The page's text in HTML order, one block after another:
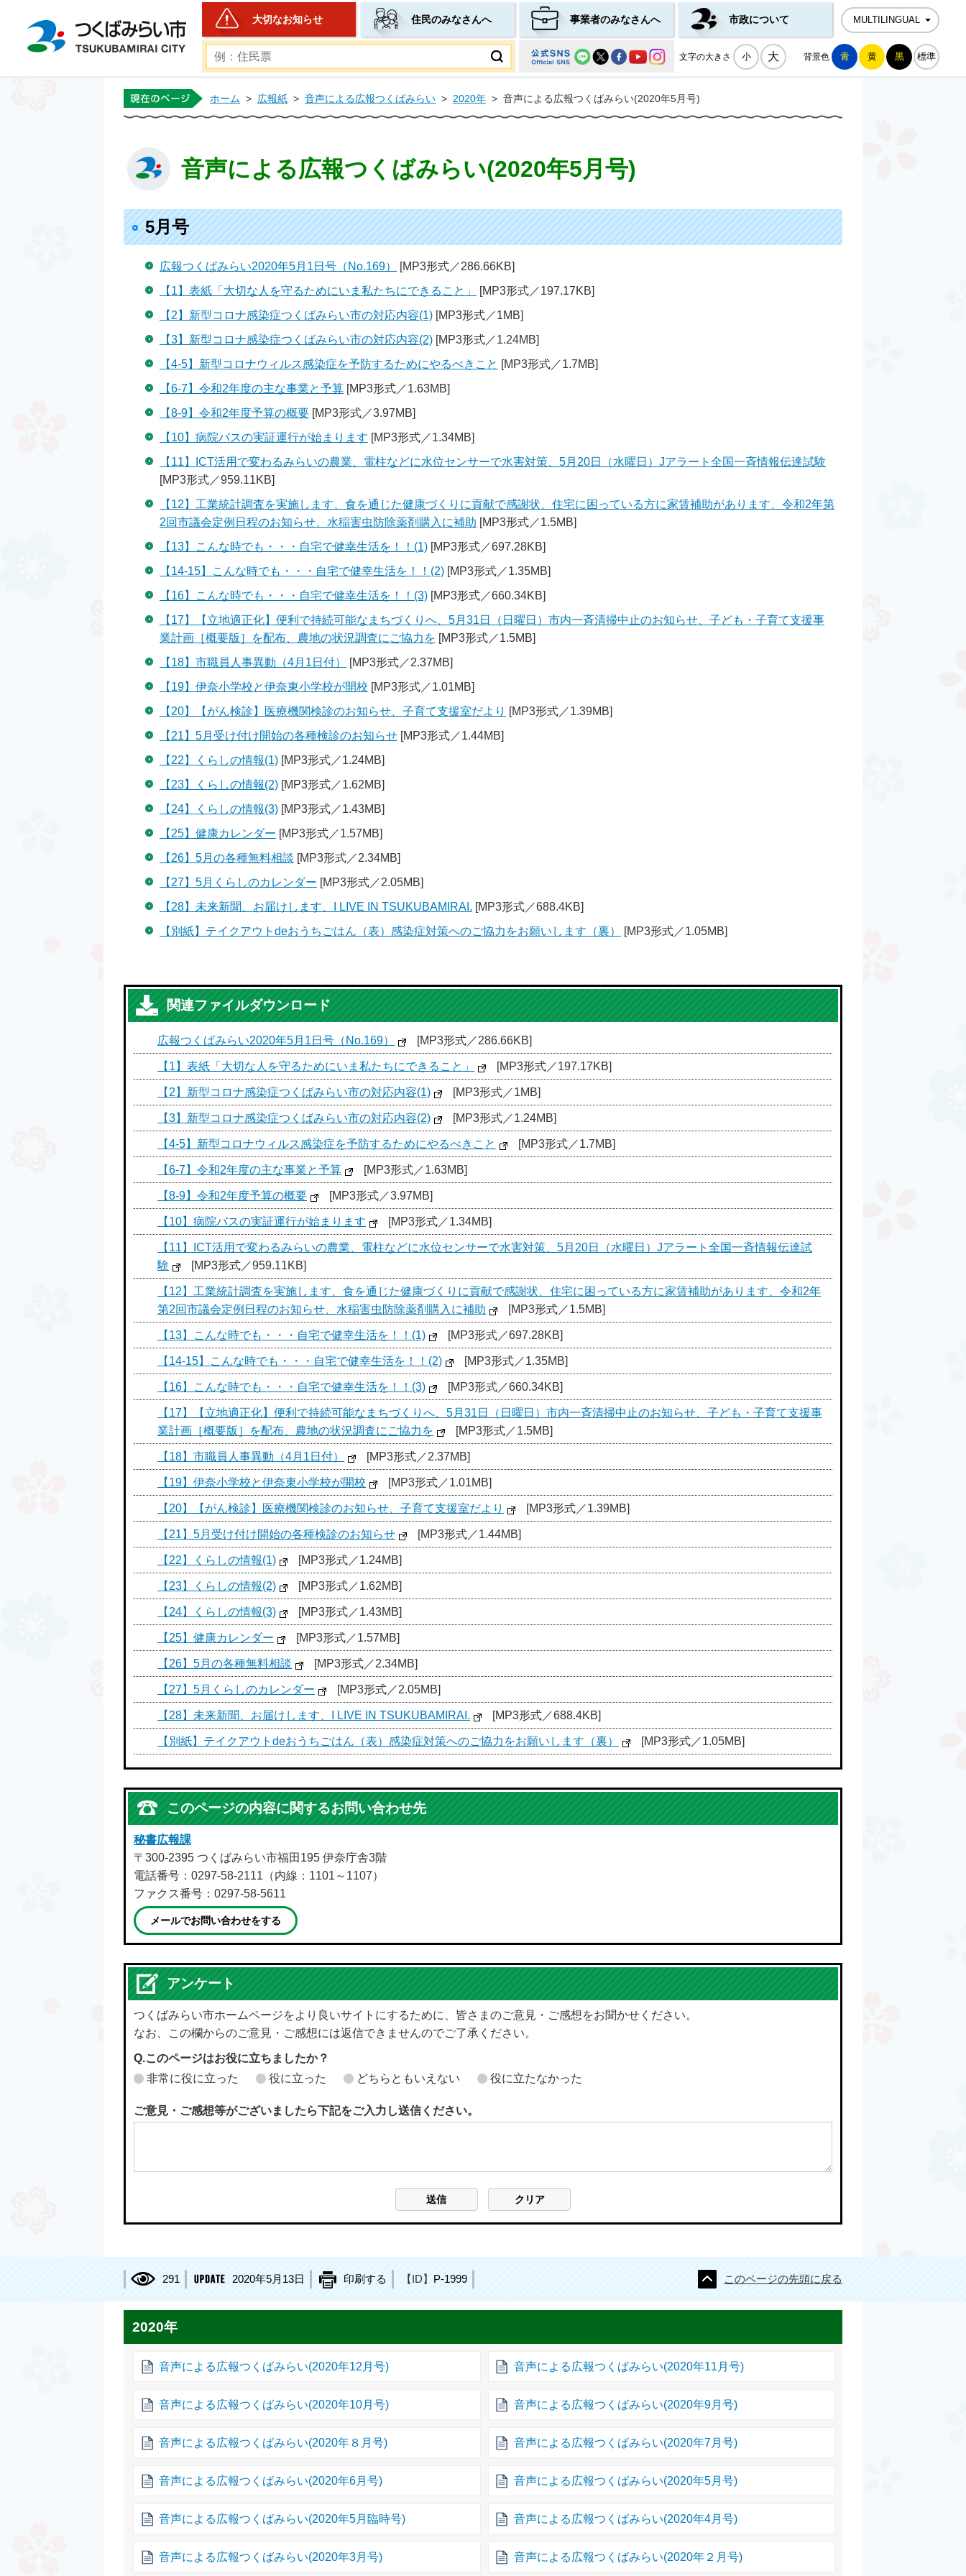
つくばみらい市公式ホームページ
大切なお知らせ 住民のみなさんへ 事業者のみなさんへ 市政について MULTILINGUAL
文字の大きさ 小 大 背景色 青 黄 黒 標準
ホーム > 広報紙 > 音声による広報つくばみらい > 2020年 > 音声による広報つくばみらい(2020年5月号)
音声による広報つくばみらい(2020年5月号)
5月号
広報つくばみらい2020年5月1日号（No.169）
[MP3形式／286.66KB]
【1】表紙「大切な人を守るためにいま私たちにできること」
[MP3形式／197.17KB]
【2】新型コロナ感染症つくばみらい市の対応内容(1) [MP3形式／1MB]
【3】新型コロナ感染症つくばみらい市の対応内容(2) [MP3形式／1.24MB]
【4-5】新型コロナウィルス感染症を予防するためにやるべきこと [MP3形式／1.7MB]
【6-7】令和2年度の主な事業と予算 [MP3形式／1.63MB]
【8-9】令和2年度予算の概要 [MP3形式／3.97MB]
【10】病院バスの実証運行が始まります [MP3形式／1.34MB]
【11】ICT活用で変わるみらいの農業、電柱などに水位センサーで水害対策、5月20日（水曜日）Jアラート全国一斉情報伝達試験
[MP3形式／959.11KB]
【12】工業統計調査を実施します、食を通じた健康づくりに貢献で感謝状、住宅に困っている方に家賃補助があります、令和2年第
2回市議会定例日程のお知らせ、水稲害虫防除薬剤購入に補助 [MP3形式／1.5MB]
【13】こんな時でも・・・自宅で健幸生活を！！(1) [MP3形式／697.28KB]
【14-15】こんな時でも・・・自宅で健幸生活を！！(2) [MP3形式／1.35MB]
【16】こんな時でも・・・自宅で健幸生活を！！(3) [MP3形式／660.34KB]
【17】【立地適正化】便利で持続可能なまちづくりへ、5月31日（日曜日）市内一斉清掃中止のお知らせ、子ども・子育て支援事
業計画［概要版］を配布、農地の状況調査にご協力を [MP3形式／1.5MB]
【18】市職員人事異動（4月1日付）
[MP3形式／2.37MB]
【19】伊奈小学校と伊奈東小学校が開校 [MP3形式／1.01MB]
【20】【がん検診】医療機関検診のお知らせ、子育て支援室だより [MP3形式／1.39MB]
【21】5月受け付け開始の各種検診のお知らせ [MP3形式／1.44MB]
【22】くらしの情報(1) [MP3形式／1.24MB]
【23】くらしの情報(2) [MP3形式／1.62MB]
【24】くらしの情報(3) [MP3形式／1.43MB]
【25】健康カレンダー [MP3形式／1.57MB]
【26】5月の各種無料相談 [MP3形式／2.34MB]
【27】5月くらしのカレンダー [MP3形式／2.05MB]
【28】未来新聞、お届けします、I LIVE IN TSUKUBAMIRAI. [MP3形式／688.4KB]
【別紙】テイクアウトdeおうちごはん（表）感染症対策へのご協力をお願いします（裏）
[MP3形式／1.05MB]
関連ファイルダウンロード
広報つくばみらい2020年5月1日号（No.169） [MP3形式／286.66KB]
【1】表紙「大切な人を守るためにいま私たちにできること」 [MP3形式／197.17KB]
【2】新型コロナ感染症つくばみらい市の対応内容(1) [MP3形式／1MB]
【3】新型コロナ感染症つくばみらい市の対応内容(2) [MP3形式／1.24MB]
【4-5】新型コロナウィルス感染症を予防するためにやるべきこと [MP3形式／1.7MB]
【6-7】令和2年度の主な事業と予算 [MP3形式／1.63MB]
【8-9】令和2年度予算の概要 [MP3形式／3.97MB]
【10】病院バスの実証運行が始まります [MP3形式／1.34MB]
【11】ICT活用で変わるみらいの農業、電柱などに水位センサーで水害対策、5月20日（水曜日）Jアラート全国一斉情報伝達試
験
[MP3形式／959.11KB]
【12】工業統計調査を実施します、食を通じた健康づくりに貢献で感謝状、住宅に困っている方に家賃補助があります、令和2年
第2回市議会定例日程のお知らせ、水稲害虫防除薬剤購入に補助
[MP3形式／1.5MB]
【13】こんな時でも・・・自宅で健幸生活を！！(1) [MP3形式／697.28KB]
【14-15】こんな時でも・・・自宅で健幸生活を！！(2) [MP3形式／1.35MB]
【16】こんな時でも・・・自宅で健幸生活を！！(3) [MP3形式／660.34KB]
【17】【立地適正化】便利で持続可能なまちづくりへ、5月31日（日曜日）市内一斉清掃中止のお知らせ、子ども・子育て支援事
業計画［概要版］を配布、農地の状況調査にご協力を
[MP3形式／1.5MB]
【18】市職員人事異動（4月1日付） [MP3形式／2.37MB]
【19】伊奈小学校と伊奈東小学校が開校 [MP3形式／1.01MB]
【20】【がん検診】医療機関検診のお知らせ、子育て支援室だより [MP3形式／1.39MB]
【21】5月受け付け開始の各種検診のお知らせ [MP3形式／1.44MB]
【22】くらしの情報(1) [MP3形式／1.24MB]
【23】くらしの情報(2) [MP3形式／1.62MB]
【24】くらしの情報(3) [MP3形式／1.43MB]
【25】健康カレンダー [MP3形式／1.57MB]
【26】5月の各種無料相談 [MP3形式／2.34MB]
【27】5月くらしのカレンダー [MP3形式／2.05MB]
【28】未来新聞、お届けします、I LIVE IN TSUKUBAMIRAI. [MP3形式／688.4KB]
【別紙】テイクアウトdeおうちごはん（表）感染症対策へのご協力をお願いします（裏） [MP3形式／1.05MB]
このページの内容に関するお問い合わせ先
秘書広報課
〒300-2395 つくばみらい市福田195 伊奈庁舎3階
電話番号：0297-58-2111（内線：1101～1107）
ファクス番号：0297-58-5611
メールでお問い合わせをする
アンケート
つくばみらい市ホームページをより良いサイトにするために、皆さまのご意見・ご感想をお聞かせください。
なお、この欄からのご意見・ご感想には返信できませんのでご了承ください。
Q.このページはお役に立ちましたか？
非常に役に立った
役に立った どちらともいえない 役に立たなかった
ご意見・ご感想等がございましたら下記をご入力し送信ください。
291 2020年5月13日 印刷する 【ID】 P-1999 このページの先頭に戻る
2020年
音声による広報つくばみらい(2020年12月号) 音声による広報つくばみらい(2020年11月号)
音声による広報つくばみらい(2020年10月号) 音声による広報つくばみらい(2020年9月号)
音声による広報つくばみらい(2020年８月号) 音声による広報つくばみらい(2020年7月号)
音声による広報つくばみらい(2020年6月号) 音声による広報つくばみらい(2020年5月号)
音声による広報つくばみらい(2020年5月臨時号) 音声による広報つくばみらい(2020年4月号)
音声による広報つくばみらい(2020年3月号) 音声による広報つくばみらい(2020年２月号)